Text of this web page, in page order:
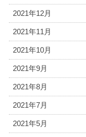
2021年12月
2021年11月
2021年10月
2021年9月
2021年8月
2021年7月
2021年5月